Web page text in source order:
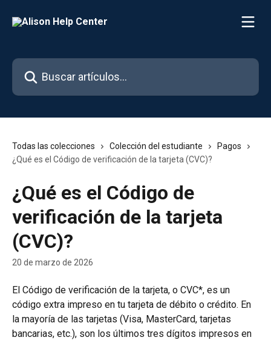
Buscar artículos...
Todas las colecciones Colección del estudiante
Pagos
¿Qué es el Código de verificación de la tarjeta (CVC)?
¿Qué es el Código de
verificación de la tarjeta
(CVC)?
20 de marzo de 2026
El Código de verificación de la tarjeta, o CVC*, es un
código extra impreso en tu tarjeta de débito o crédito. En
la mayoría de las tarjetas (Visa, MasterCard, tarjetas
bancarias, etc.), son los últimos tres dígitos impresos en